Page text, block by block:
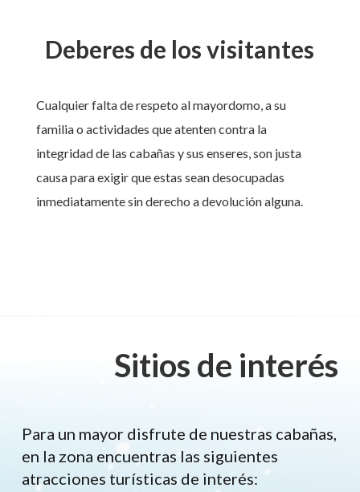
Deberes de los visitantes
Cualquier falta de respeto al mayordomo, a su
familia o actividades que atenten contra la
integridad de las cabañas y sus enseres, son justa
causa para exigir que estas sean desocupadas
inmediatamente sin derecho a devolución alguna.
Sitios de interés
Para un mayor disfrute de nuestras cabañas,
en la zona encuentras las siguientes
atracciones turísticas de interés: